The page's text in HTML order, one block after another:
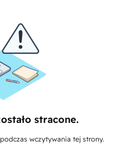
stracone.
wczytywania tej strony.